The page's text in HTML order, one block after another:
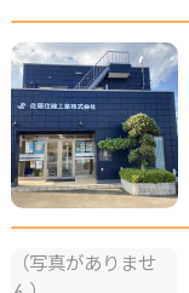
（写真がありませ